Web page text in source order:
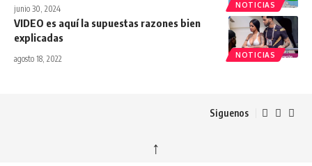
NOTICIAS
junio 30, 2024
NOTICIAS
VIDEO es aquí la supuestas razones bien
explicadas
agosto 18, 2022
Siguenos
↑